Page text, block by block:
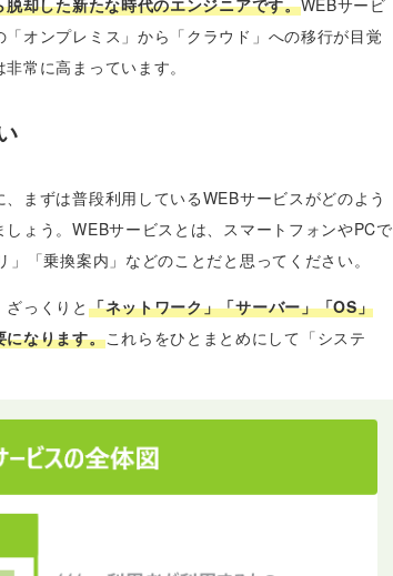
オンプレミス」から「クラウド」への移行が目覚
常に高まっています。
まずは普段利用しているWEBサービスがどのよう
ょう。WEBサービスとは、スマートフォンやPCで
「乗換案内」などのことだと思ってください。
っくりと 「ネットワーク」「サーバー」「OS」
になります。これらをひとまとめにして「システ